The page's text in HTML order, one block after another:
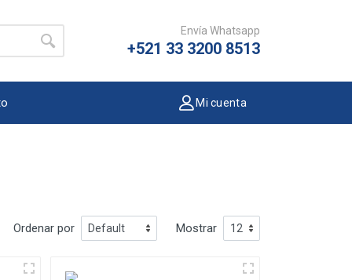
Envía Whatsapp
+521 33 3200 8513
Mi cuenta
Ordenar por Mostrar